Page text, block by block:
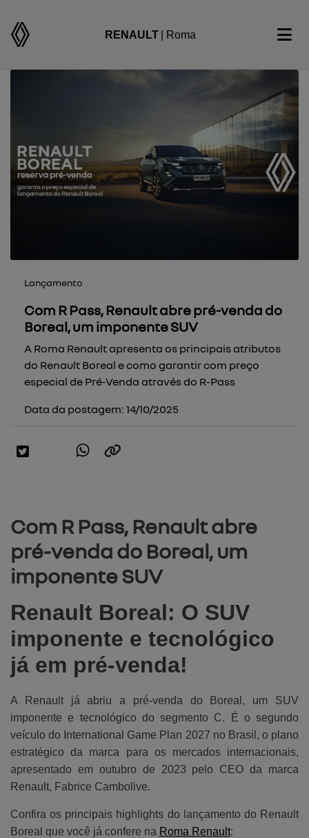
RENAULT | Roma
Lançamento
Com R Pass, Renault abre pré-venda do
Boreal, um imponente SUV
A Roma Renault apresenta os principais atributos
do Renault Boreal e como garantir com preço
especial de Pré-Venda através do R-Pass
Data da postagem: 14/10/2025
Com R Pass, Renault abre
pré-venda do Boreal, um
imponente SUV
Renault Boreal: O SUV
imponente e tecnológico
já em pré-venda!
A Renault já abriu a pré-venda do Boreal, um SUV
imponente e tecnológico do segmento C. É o segundo
veículo do International Game Plan 2027 no Brasil, o plano
estratégico da marca para os mercados internacionais,
apresentado em outubro de 2023 pelo CEO da marca
Renault, Fabrice Cambolive.
Confira os principais highlights do lançamento do Renault
Boreal que você já confere na Roma Renault: